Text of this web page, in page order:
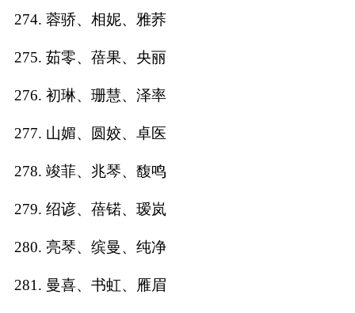
274. 蓉骄、相妮、雅荞
275. 茹零、蓓果、央丽
276. 初琳、珊慧、泽率
277. 山媚、圆姣、卓医
278. 竣菲、兆琴、馥鸣
279. 绍谚、蓓锘、瑷岚
280. 亮琴、缤曼、纯净
281. 曼喜、书虹、雁眉